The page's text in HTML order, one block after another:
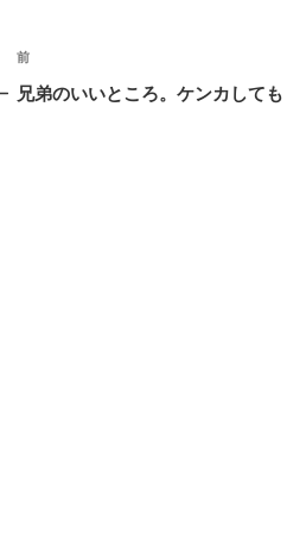
投
稿
前
の
前
兄弟のいいところ。ケンカしても